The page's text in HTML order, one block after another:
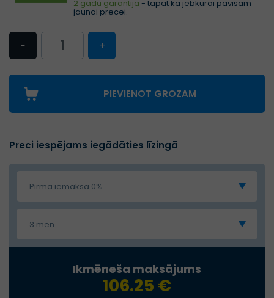
2 gadu garantija - tāpat kā jebkurai pavisam
jaunai precei.
− +
PIEVIENOT GROZAM
Preci iespējams iegādāties līzingā
Pirmā iemaksa 0%
3 mēn.
Ikmēneša maksājums
106.25 €